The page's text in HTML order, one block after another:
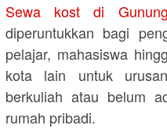
Sewa kost di
diperuntukkan bagi
pelajar, mahasiswa
kota lain untuk
berkuliah atau belum
rumah pribadi.